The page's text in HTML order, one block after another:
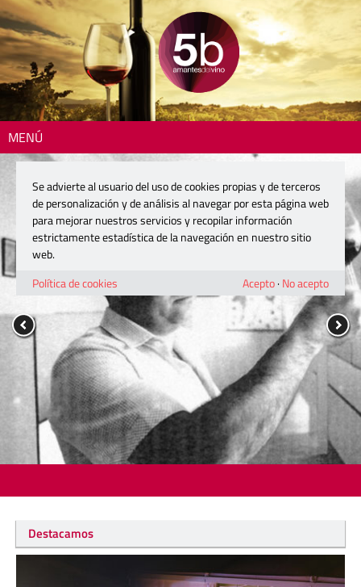
MENÚ
Destacamos
Se advierte al usuario del uso de cookies propias y de terceros
de personalización y de análisis al navegar por esta página web
para mejorar nuestros servicios y recopilar información
estrictamente estadística de la navegación en nuestro sitio
web.
Política de cookies
Acepto· No acepto